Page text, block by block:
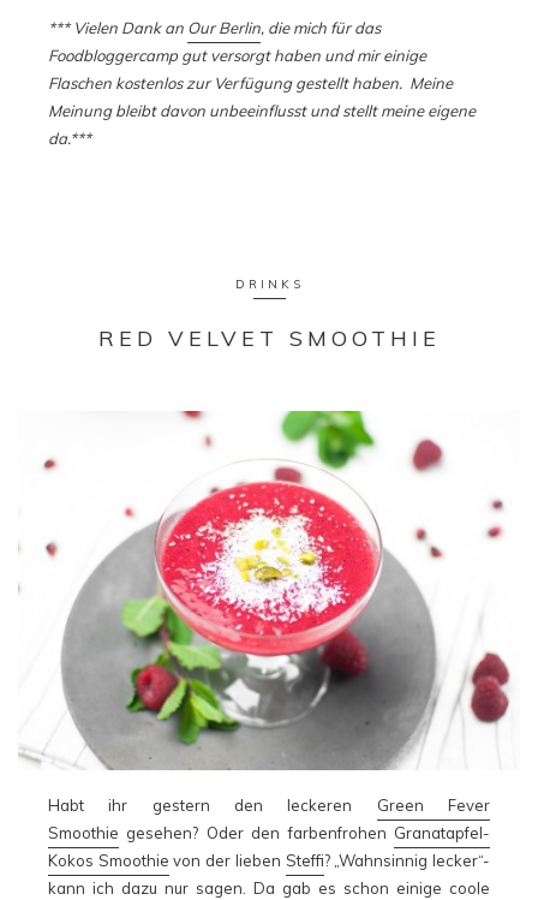
*** Vielen Dank an Our Berlin, die mich für das
Foodbloggercamp gut versorgt haben und mir einige
Flaschen kostenlos zur Verfügung gestellt haben. Meine
Meinung bleibt davon unbeeinflusst und stellt meine eigene
da.***
DRINKS
RED VELVET SMOOTHIE
Habt ihr gestern den leckeren Green Fever
Smoothie gesehen? Oder den farbenfrohen Granatapfel-
Kokos Smoothie von der lieben Steffi? „Wahnsinnig lecker“-
kann ich dazu nur sagen. Da gab es schon einige coole